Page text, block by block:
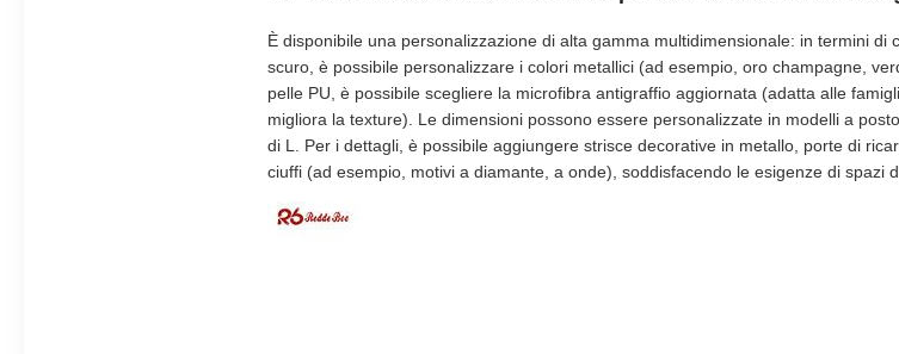
È disponibile una personalizzazione di alta gamma multidimensionale: in termini
scuro, è possibile personalizzare i colori metallici (ad esempio, oro champagne,
pelle PU, è possibile scegliere la microfibra antigraffio aggiornata (adatta alle
migliora la texture). Le dimensioni possono essere personalizzate in modelli a
di L. Per i dettagli, è possibile aggiungere strisce decorative in metallo, porte di
ciuffi (ad esempio, motivi a diamante, a onde), soddisfacendo le esigenze di spazi